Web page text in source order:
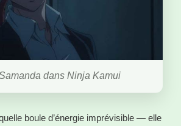
dans Ninja Kamui
boule d’énergie imprévisible — elle